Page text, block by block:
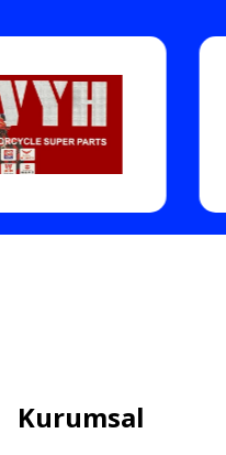
Kurumsal